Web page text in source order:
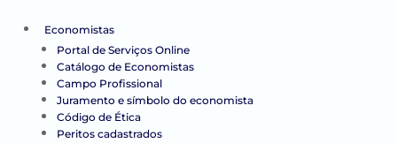
Economistas
Portal de Serviços Online
Catálogo de Economistas
Campo Profissional
Juramento e símbolo do economista
Código de Ética
Peritos cadastrados